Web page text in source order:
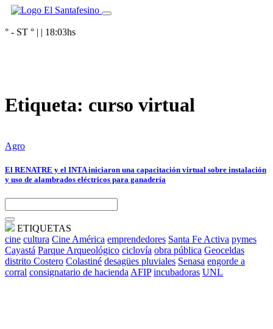
° - ST ° | | 18:03hs
Etiqueta: curso virtual
Agro
El RENATRE y el INTA iniciaron una capacitación virtual sobre instalación
y uso de alambrados eléctricos para ganadería
ETIQUETAS
cine cultura Cine América emprendedores Santa Fe Activa pymes
Cayastá Parque Arqueológico ciclovía obra pública Geoceldas
distrito Costero Colastiné desagües pluviales Senasa engorde a
corral consignatario de hacienda AFIP incubadoras UNL